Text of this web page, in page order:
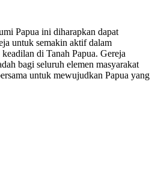
Papua ini diharapkan dapat
untuk semakin aktif dalam
di Tanah Papua. Gereja
bagi seluruh elemen masyarakat
untuk mewujudkan Papua yang